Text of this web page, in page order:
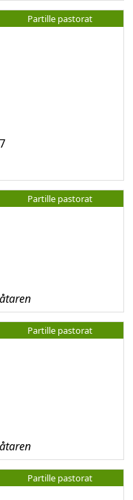
Partille pastorat
Partille pastorat
Partille pastorat
Partille pastorat